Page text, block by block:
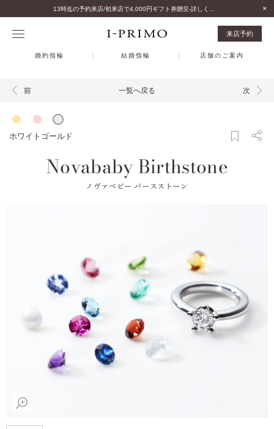
来店予約
婚約指輪 結婚指輪 店舗のご案内
前 一覧へ戻る 次
ホワイトゴールド
Novababy Birthstone
ノヴァベビー バースストーン